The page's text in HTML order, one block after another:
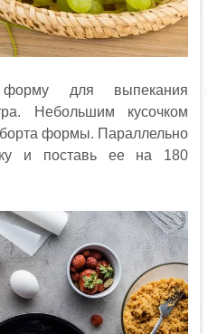
для выпекания
Небольшим кусочком
формы. Параллельно
и поставь ее на 180